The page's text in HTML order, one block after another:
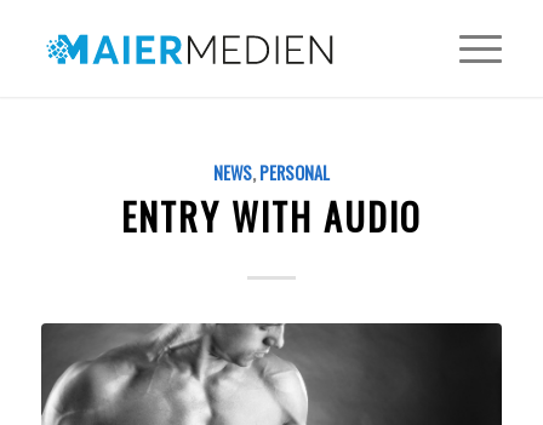
NEWS,PERSONAL
ENTRY WITH AUDIO